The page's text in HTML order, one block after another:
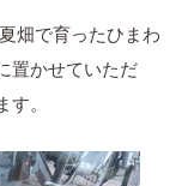
畑で育ったひまわ
置かせていただ
。